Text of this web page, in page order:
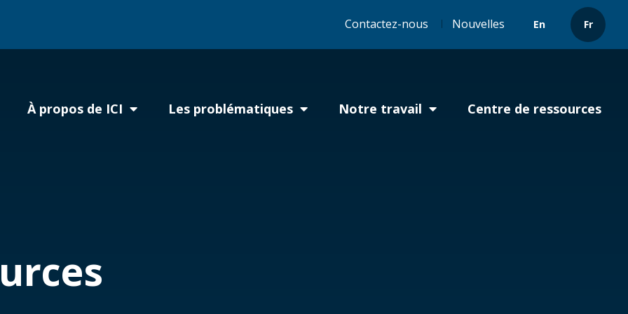
Header
menu
Contactez-nous Nouvelles En Fr
À propos de ICI Les problématiques Notre travail Centre de ressources